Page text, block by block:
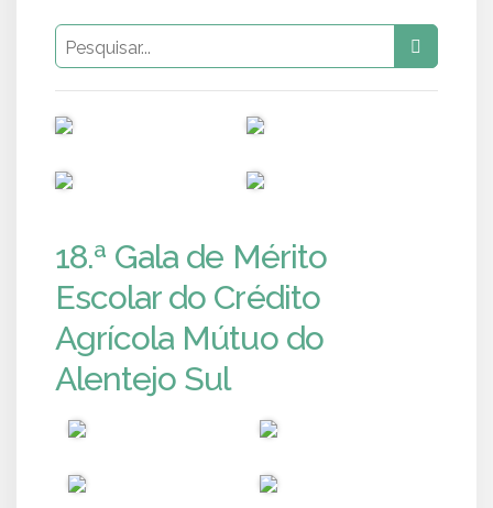
18.ª Gala de Mérito
Escolar do Crédito
Agrícola Mútuo do
Alentejo Sul